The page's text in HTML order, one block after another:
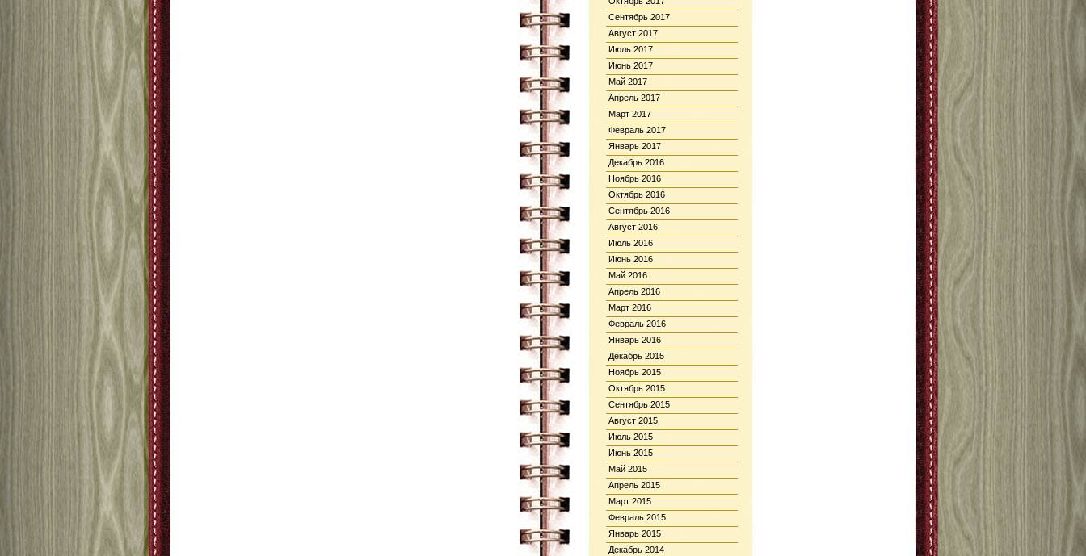
Сентябрь 2017
Август 2017
Июль 2017
Июнь 2017
Май 2017
Апрель 2017
Март 2017
Февраль 2017
Январь 2017
Декабрь 2016
Ноябрь 2016
Октябрь 2016
Сентябрь 2016
Август 2016
Июль 2016
Июнь 2016
Май 2016
Апрель 2016
Март 2016
Февраль 2016
Январь 2016
Декабрь 2015
Ноябрь 2015
Октябрь 2015
Сентябрь 2015
Август 2015
Июль 2015
Июнь 2015
Май 2015
Апрель 2015
Март 2015
Февраль 2015
Январь 2015
Декабрь 2014